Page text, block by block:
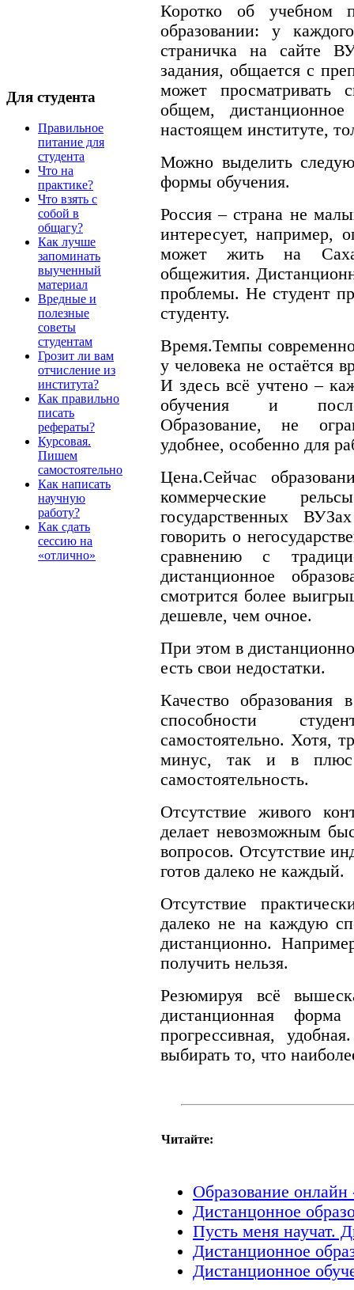
Коротко об учебном
образовании: у
страничка на сайте
задания, общается с
может просматривать
общем,
настоящем институте,
Можно выделить
формы обучения.
Россия – страна не
интересует, например,
может жить на
общежития.
проблемы. Не студент
студенту.
Время.Темпы
у человека не остаётся
И здесь всё учтено –
обучения и
Образование, не
удобнее, особенно для
Цена.Сейчас
коммерческие
государственных
говорить о
сравнению с
дистанционное
смотрится более
дешевле, чем очное.
При этом в
есть свои недостатки.
Качество образования
способности
самостоятельно. Хотя,
минус, так и в плюс
самостоятельность.
Отсутствие живого
делает невозможным
вопросов. Отсутствие
готов далеко не каждый.
Отсутствие
далеко не на каждую
дистанционно.
получить нельзя.
Резюмируя всё
дистанционная
прогрессивная,
выбирать то, что
Читайте:
Образование онлайн
Дистанцонное
Пусть меня научат.
Дистанционное
Дистанционное
Для студента
Правильное
питание для
студента
Что на
практике?
Что взять с
собой в
общагу?
Как лучше
запоминать
выученный
материал
Вредные и
полезные
советы
студентам
Грозит ли вам
отчисление из
института?
Как правильно
писать
рефераты?
Курсовая.
Пишем
самостоятельно
Как написать
научную
работу?
Как сдать
сессию на
«отлично»